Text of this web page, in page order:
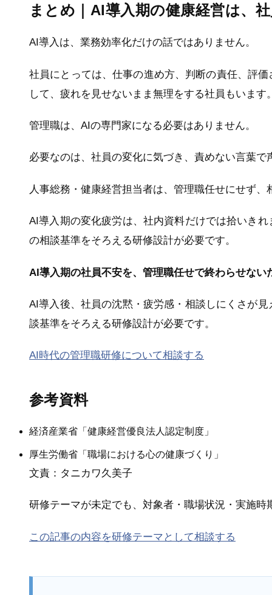
まとめ｜AI導入期の健康経営は、
AI導入は、業務効率化だけの話ではありません。
社員にとっては、仕事の進め方、判断の責任、評
して、疲れを見せないまま無理をする社員もいます
管理職は、AIの専門家になる必要はありません。
必要なのは、社員の変化に気づき、責めない言葉
人事総務・健康経営担当者は、管理職任せにせず
AI導入期の変化疲労は、社内資料だけでは拾いき
の相談基準をそろえる研修設計が必要です。
AI導入期の社員不安を、管理職任せで終わらせない
AI導入後、社員の沈黙・疲労感・相談しにくさが
談基準をそろえる研修設計が必要です。
AI時代の管理職研修について相談する
参考資料
経済産業省「健康経営優良法人認定制度」
厚生労働省「職場における心の健康づくり」
文責：タニカワ久美子
研修テーマが未定でも、対象者・職場状況・実施時
この記事の内容を研修テーマとして相談する